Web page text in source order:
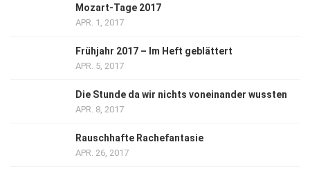
Mozart-Tage 2017
APR. 1, 2017
Frühjahr 2017 – Im Heft geblättert
APR. 5, 2017
Die Stunde da wir nichts voneinander wussten
APR. 8, 2017
Rauschhafte Rachefantasie
APR. 26, 2017